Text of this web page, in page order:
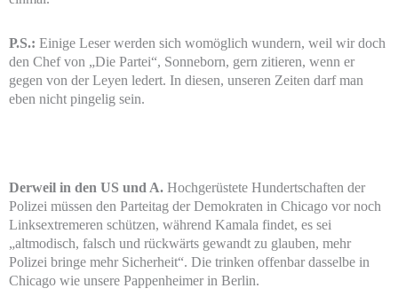
P.S.: Einige Leser werden sich womöglich wundern, weil wir doch
den Chef von „Die Partei“, Sonneborn, gern zitieren, wenn er
gegen von der Leyen ledert. In diesen, unseren Zeiten darf man
eben nicht pingelig sein.
Derweil in den US und A. Hochgerüstete Hundertschaften der
Polizei müssen den Parteitag der Demokraten in Chicago vor noch
Linksextremeren schützen, während Kamala findet, es sei
„altmodisch, falsch und rückwärts gewandt zu glauben, mehr
Polizei bringe mehr Sicherheit“. Die trinken offenbar dasselbe in
Chicago wie unsere Pappenheimer in Berlin.